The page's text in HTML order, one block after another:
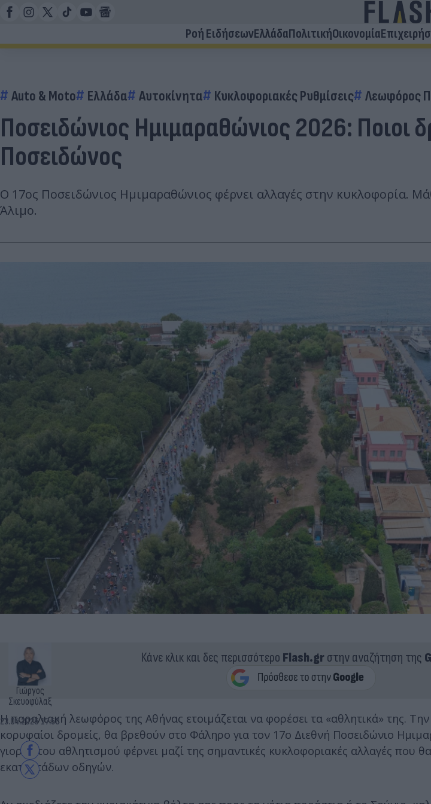
Ροή ΕιδήσεωνΕλλάδαΠολιτικήΟικονομία
Auto & Moto Ελλάδα Αυτοκίνητα Κυκλοφοριακές Ρυθμίσεις Λεωφόρος
Ποσειδώνιος Ημιμαραθώνιος 2026: Ποιοι
Ποσειδώνος
Ο 17ος Ποσειδώνιος Ημιμαραθώνιος φέρνει αλλαγές στην κυκλοφορία.
Άλιμο.
Γιώργος
Σκευοφύλαξ
23.04.2026 17:50
Κάνε κλικ και δες περισσότερο Flash.grστην αναζήτηση της
Η παραλιακή λεωφόρος της Αθήνας ετοιμάζεται να φορέσει τα «αθλητικά» της.
κορυφαίοι δρομείς, θα βρεθούν στο Φάληρο για τον 17ο Διεθνή Ποσειδώνιο
γιορτή του αθλητισμού φέρνει μαζί της σημαντικές κυκλοφοριακές αλλαγές που
εκατοντάδων οδηγών.